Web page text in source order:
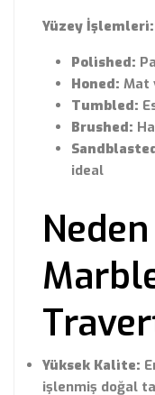
Yüzey İşlemleri:
Polished:
Honed: Mat
Tumbled:
Brushed:
ideal
Yüksek Kalite:
işlenmiş doğal